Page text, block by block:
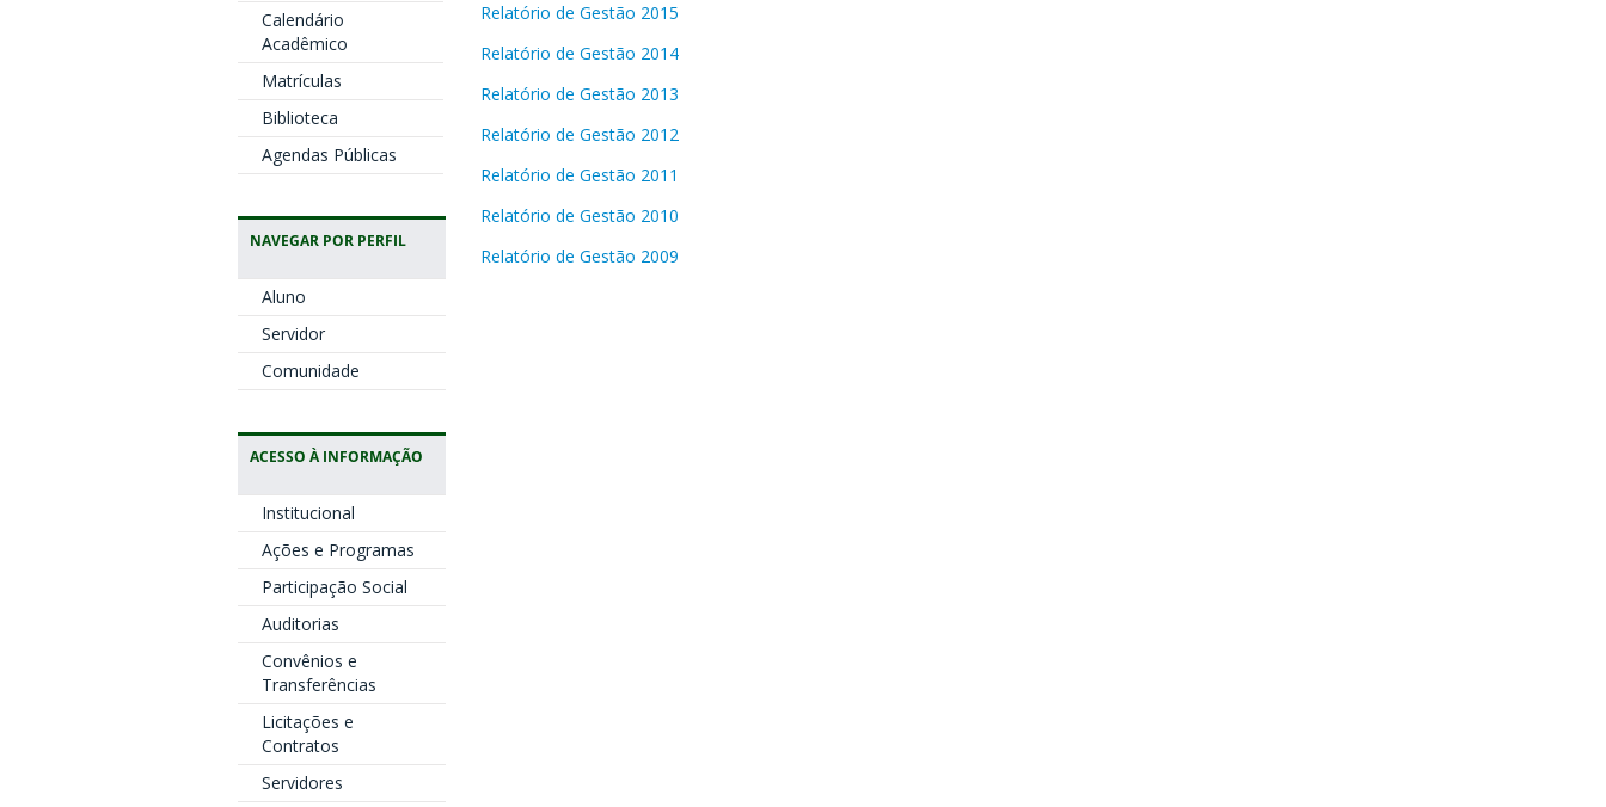
Calendário
Acadêmico
Matrículas
Biblioteca
Agendas Públicas
NAVEGAR POR PERFIL
Aluno
Servidor
Comunidade
ACESSO À INFORMAÇÃO
Institucional
Ações e Programas
Participação Social
Auditorias
Convênios e
Transferências
Licitações e
Contratos
Servidores
Relatório de Gestão 2015
Relatório de Gestão 2014
Relatório de Gestão 2013
Relatório de Gestão 2012
Relatório de Gestão 2011
Relatório de Gestão 2010
Relatório de Gestão 2009